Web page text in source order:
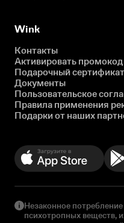
Wink
Контакты
Активировать промокод
Подарочный сертификат
Документы
Пользовательское
Правила применения
Подарки от наших
Незаконное
психотропных веществ,